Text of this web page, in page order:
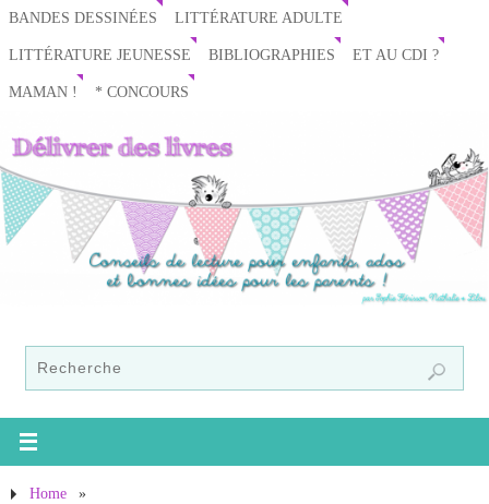
BANDES DESSINÉES LITTÉRATURE ADULTE
LITTÉRATURE JEUNESSE BIBLIOGRAPHIES ET AU CDI ?
MAMAN ! * CONCOURS
Home »